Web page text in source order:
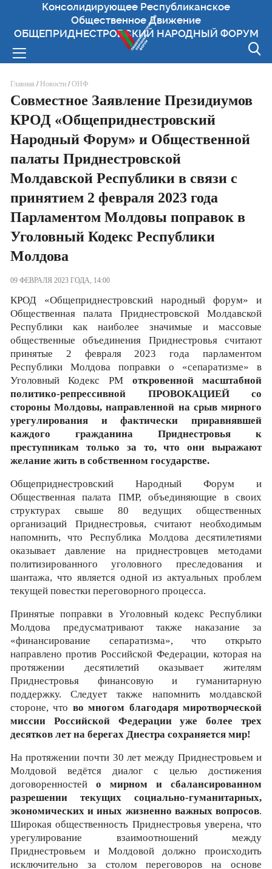
Консолидирующее Республиканское
Общественное Движение
ОБЩЕПРИДНЕСТРОВСКИЙ НАРОДНЫЙ ФОРУМ
Вы здесь
Главная / Новости/ОНФ
Совместное Заявление Президиумов
КРОД «Общеприднестровский
Народный Форум» и Общественной
палаты Приднестровской
Молдавской Республики в связи с
принятием 2 февраля 2023 года
Парламентом Молдовы поправок в
Уголовный Кодекс Республики
Молдова
09 ФЕВРАЛЯ 2023 ГОДА, 14:00
КРОД «Общеприднестровский народный форум» и
Общественная палата Приднестровской Молдавской
Республики как наиболее значимые и массовые
общественные объединения Приднестровья считают
принятые 2 февраля 2023 года парламентом
Республики Молдова поправки о «сепаратизме» в
Уголовный Кодекс РМ откровенной масштабной
политико-репрессивной ПРОВОКАЦИЕЙ со
стороны Молдовы, направленной на срыв мирного
урегулирования и фактически приравнявшей
каждого гражданина Приднестровья к
преступникам только за то, что они выражают
желание жить в собственном государстве.
Общеприднестровский Народный Форум и
Общественная палата ПМР, объединяющие в своих
структурах свыше 80 ведущих общественных
организаций Приднестровья, считают необходимым
напомнить, что Республика Молдова десятилетиями
оказывает давление на приднестровцев методами
политизированного уголовного преследования и
шантажа, что является одной из актуальных проблем
текущей повестки переговорного процесса.
Принятые поправки в Уголовный кодекс Республики
Молдова предусматривают также наказание за
«финансирование сепаратизма», что открыто
направлено против Российской Федерации, которая на
протяжении десятилетий оказывает жителям
Приднестровья финансовую и гуманитарную
поддержку. Следует также напомнить молдавской
стороне, что во многом благодаря миротворческой
миссии Российской Федерации уже более трех
десятков лет на берегах Днестра сохраняется мир!
На протяжении почти 30 лет между Приднестровьем и
Молдовой ведётся диалог с целью достижения
договоренностей о мирном и сбалансированном
разрешении текущих
социально-гуманитарных,
экономических и иных жизненно важных вопросов.
Широкая общественность Приднестровья уверена, что
урегулирование взаимоотношений между
Приднестровьем и Молдовой должно происходить
исключительно за столом переговоров на основе